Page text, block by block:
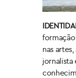
nas
jornalista